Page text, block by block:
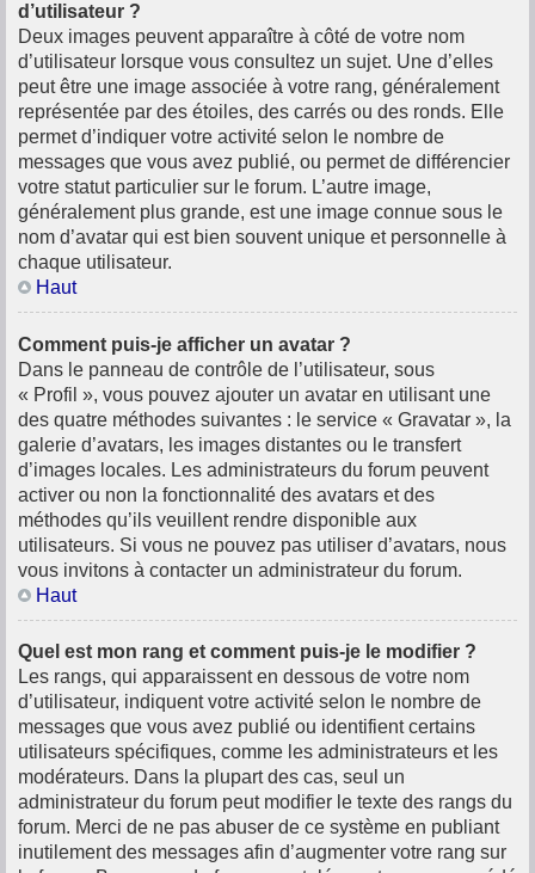
d’utilisateur ?
Deux images peuvent apparaître à côté de votre nom
d’utilisateur lorsque vous consultez un sujet. Une d’elles
peut être une image associée à votre rang, généralement
représentée par des étoiles, des carrés ou des ronds. Elle
permet d’indiquer votre activité selon le nombre de
messages que vous avez publié, ou permet de différencier
votre statut particulier sur le forum. L’autre image,
généralement plus grande, est une image connue sous le
nom d’avatar qui est bien souvent unique et personnelle à
chaque utilisateur.
Haut
Comment puis-je afficher un avatar ?
Dans le panneau de contrôle de l’utilisateur, sous
« Profil », vous pouvez ajouter un avatar en utilisant une
des quatre méthodes suivantes : le service « Gravatar », la
galerie d’avatars, les images distantes ou le transfert
d’images locales. Les administrateurs du forum peuvent
activer ou non la fonctionnalité des avatars et des
méthodes qu’ils veuillent rendre disponible aux
utilisateurs. Si vous ne pouvez pas utiliser d’avatars, nous
vous invitons à contacter un administrateur du forum.
Haut
Quel est mon rang et comment puis-je le modifier ?
Les rangs, qui apparaissent en dessous de votre nom
d’utilisateur, indiquent votre activité selon le nombre de
messages que vous avez publié ou identifient certains
utilisateurs spécifiques, comme les administrateurs et les
modérateurs. Dans la plupart des cas, seul un
administrateur du forum peut modifier le texte des rangs du
forum. Merci de ne pas abuser de ce système en publiant
inutilement des messages afin d’augmenter votre rang sur